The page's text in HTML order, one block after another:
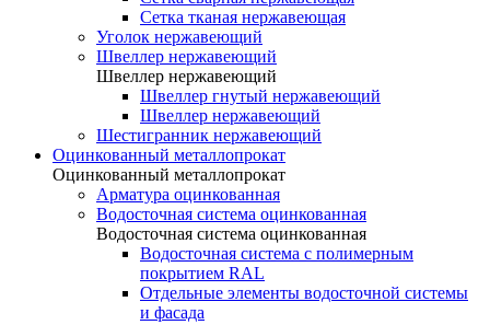
Сетка тканая нержавеющая
Уголок нержавеющий
Швеллер нержавеющий
Швеллер нержавеющий
Швеллер гнутый нержавеющий
Швеллер нержавеющий
Шестигранник нержавеющий
Оцинкованный металлопрокат
Оцинкованный металлопрокат
Арматура оцинкованная
Водосточная система оцинкованная
Водосточная система оцинкованная
Водосточная система с полимерным
покрытием RAL
Отдельные элементы водосточной системы
и фасада